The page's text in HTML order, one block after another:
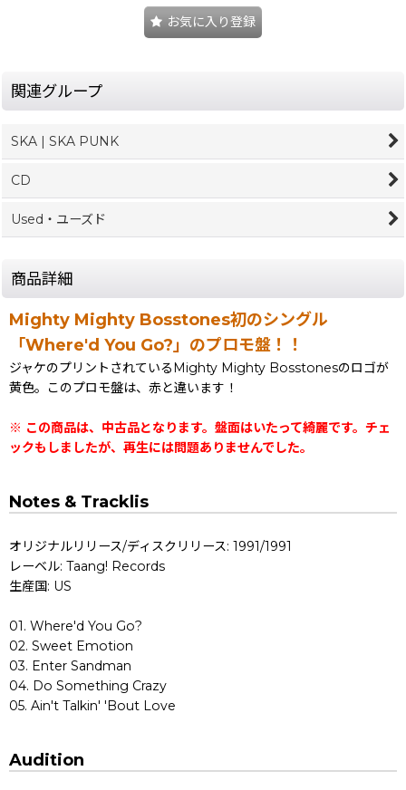
お気に入り登録
関連グループ
SKA | SKA PUNK
CD
Used・ユーズド
商品詳細
Mighty Mighty Bosstones初のシングル
「Where'd You Go?」のプロモ盤！！
ジャケのプリントされているMighty Mighty Bosstonesのロゴが
黄色。このプロモ盤は、赤と違います！
※ この商品は、中古品となります。盤面はいたって綺麗です。チェ
ックもしましたが、再生には問題ありませんでした。
Notes & Tracklis
オリジナルリリース/ディスクリリース: 1991/1991
レーベル: Taang! Records
生産国: US
01. Where'd You Go?
02. Sweet Emotion
03. Enter Sandman
04. Do Something Crazy
05. Ain't Talkin' 'Bout Love
Audition